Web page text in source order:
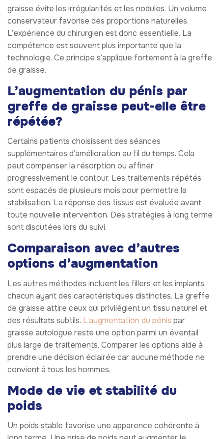
graisse évite les irrégularités et les nodules. Un volume
conservateur favorise des proportions naturelles.
L’expérience du chirurgien est donc essentielle. La
compétence est souvent plus importante que la
technologie. Ce principe s’applique fortement à la greffe
de graisse.
L’augmentation du pénis par
greffe de graisse peut-elle être
répétée?
Certains patients choisissent des séances
supplémentaires d’amélioration au fil du temps. Cela
peut compenser la résorption ou affiner
progressivement le contour. Les traitements répétés
sont espacés de plusieurs mois pour permettre la
stabilisation. La réponse des tissus est évaluée avant
toute nouvelle intervention. Des stratégies à long terme
sont discutées lors du suivi.
Comparaison avec d’autres
options d’augmentation
Les autres méthodes incluent les fillers et les implants,
chacun ayant des caractéristiques distinctes. La greffe
de graisse attire ceux qui privilégient un tissu naturel et
des résultats subtils. L’augmentation du pénis par
graisse autologue reste une option parmi un éventail
plus large de traitements. Comparer les options aide à
prendre une décision éclairée car aucune méthode ne
convient à tous les hommes.
Mode de vie et stabilité du
poids
Un poids stable favorise une apparence cohérente à